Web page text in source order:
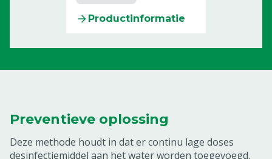
Productinformatie
Preventieve oplossing
Deze methode houdt in dat er continu lage doses
desinfectiemiddel aan het water worden toegevoegd.